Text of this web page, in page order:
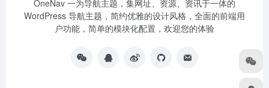
OneNav 一为导航主题，集网址、资源、资讯于一体的
WordPress 导航主题，简约优雅的设计风格，全面的前端用
户功能，简单的模块化配置，欢迎您的体验